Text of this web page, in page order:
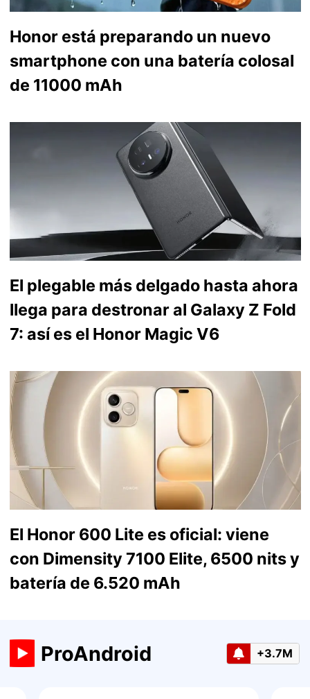
Honor está preparando un nuevo
smartphone con una batería colosal
de 11000 mAh
El plegable más delgado hasta ahora
llega para destronar al Galaxy Z Fold
7: así es el Honor Magic V6
El Honor 600 Lite es oficial: viene
con Dimensity 7100 Elite, 6500 nits y
batería de 6.520 mAh
ProAndroid +3.7M